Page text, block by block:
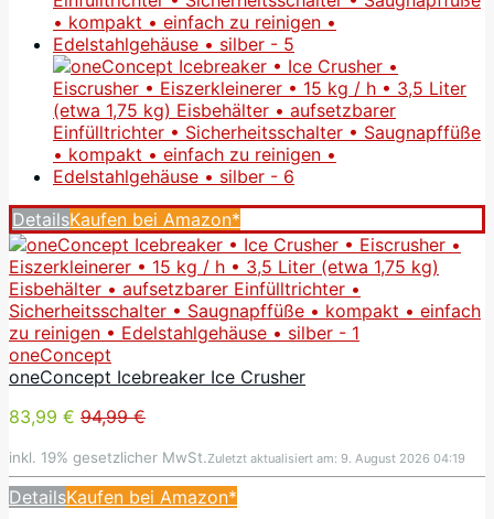
DetailsKaufen bei Amazon*
oneConcept
oneConcept Icebreaker Ice Crusher
83,99 € 94,99 €
inkl. 19% gesetzlicher MwSt.Zuletzt aktualisiert am: 9. August 2026 04:19
DetailsKaufen bei Amazon*